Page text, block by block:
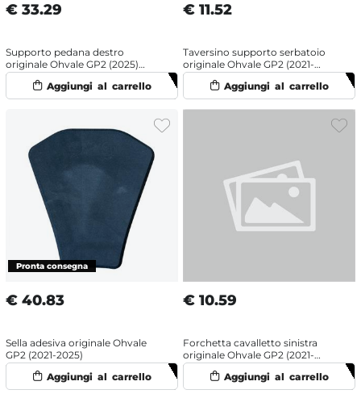
€ 33.29
Supporto pedana destro
originale Ohvale GP2 (2025)
Nero
€ 11.52
Taversino supporto serbatoio
originale Ohvale GP2 (2021-
2025)
€ 40.83
Sella adesiva originale Ohvale
GP2 (2021-2025)
€ 10.59
Forchetta cavalletto sinistra
originale Ohvale GP2 (2021-
2025)